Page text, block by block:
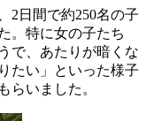
2日間で約250名の子
。特に女の子たち
で、あたりが暗くな
たい」といった様子
らいました。